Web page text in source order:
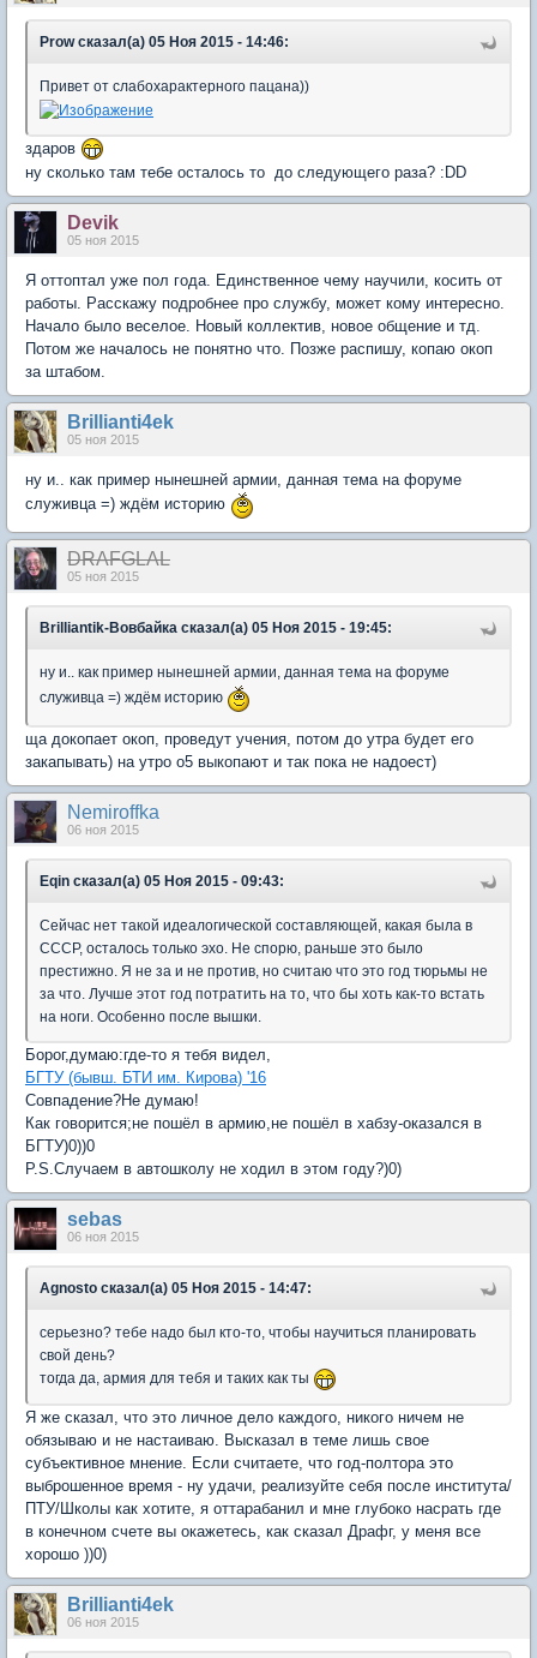
Prow сказал(а) 05 Ноя 2015 - 14:46:
Привет от слабохарактерного пацана))
здаров
ну сколько там тебе осталось то до следующего раза? :DD
Devik
05 ноя 2015
Я оттоптал уже пол года. Единственное чему научили, косить от
работы. Расскажу подробнее про службу, может кому интересно.
Начало было веселое. Новый коллектив, новое общение и тд.
Потом же началось не понятно что. Позже распишу, копаю окоп
за штабом.
Brillianti4ek
05 ноя 2015
ну и.. как пример нынешней армии, данная тема на форуме
служивца =) ждём историю
DRAFGLAL
05 ноя 2015
Brilliantik-Вовбайка сказал(а) 05 Ноя 2015 - 19:45:
ну и.. как пример нынешней армии, данная тема на форуме
служивца =) ждём историю
ща докопает окоп, проведут учения, потом до утра будет его
закапывать) на утро о5 выкопают и так пока не надоест)
Nеmiroffkа
06 ноя 2015
Eqin сказал(а) 05 Ноя 2015 - 09:43:
Сейчас нет такой идеалогической составляющей, какая была в
СССР, осталось только эхо. Не спорю, раньше это было
престижно. Я не за и не против, но считаю что это год тюрьмы не
за что. Лучше этот год потратить на то, что бы хоть как-то встать
на ноги. Особенно после вышки.
Борог,думаю:где-то я тебя видел,
БГТУ (бывш. БТИ им. Кирова) '16
Совпадение?Не думаю!
Как говорится;не пошёл в армию,не пошёл в хабзу-оказался в
БГТУ)0))0
P.S.Случаем в автошколу не ходил в этом году?)0)
sebas
06 ноя 2015
Agnosto сказал(а) 05 Ноя 2015 - 14:47:
серьезно? тебе надо был кто-то, чтобы научиться планировать
свой день?
тогда да, армия для тебя и таких как ты
Я же сказал, что это личное дело каждого, никого ничем не
обязываю и не настаиваю. Высказал в теме лишь свое
субъективное мнение. Если считаете, что год-полтора это
выброшенное время - ну удачи, реализуйте себя после института/
ПТУ/Школы как хотите, я оттарабанил и мне глубоко насрать где
в конечном счете вы окажетесь, как сказал Драфг, у меня все
хорошо ))0)
Brillianti4ek
06 ноя 2015